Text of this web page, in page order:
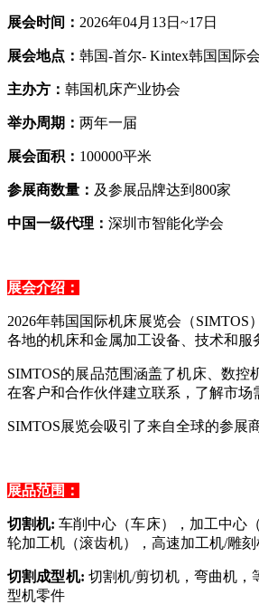
展会时间： 2026年04月13日~17日
展会地点： 韩国-首尔- Kintex韩国国际
主办方： 韩国机床产业协会
举办周期： 两年一届
展会面积： 100000平米
参展商数量： 及参展品牌达到800家
中国一级代理： 深圳市智能化学会
展会介绍：
2026年韩国国际机床展览会（SIMTOS
各地的机床和金属加工设备、技术和
SIMTOS的展品范围涵盖了机床、数控
在客户和合作伙伴建立联系，了解市
SIMTOS展览会吸引了来自全球的参展
展品范围：
切割机: 车削中心（车床），加工中心
轮加工机（滚齿机），高速加工机/雕
切割成型机: 切割机/剪切机，弯曲机，
型机零件